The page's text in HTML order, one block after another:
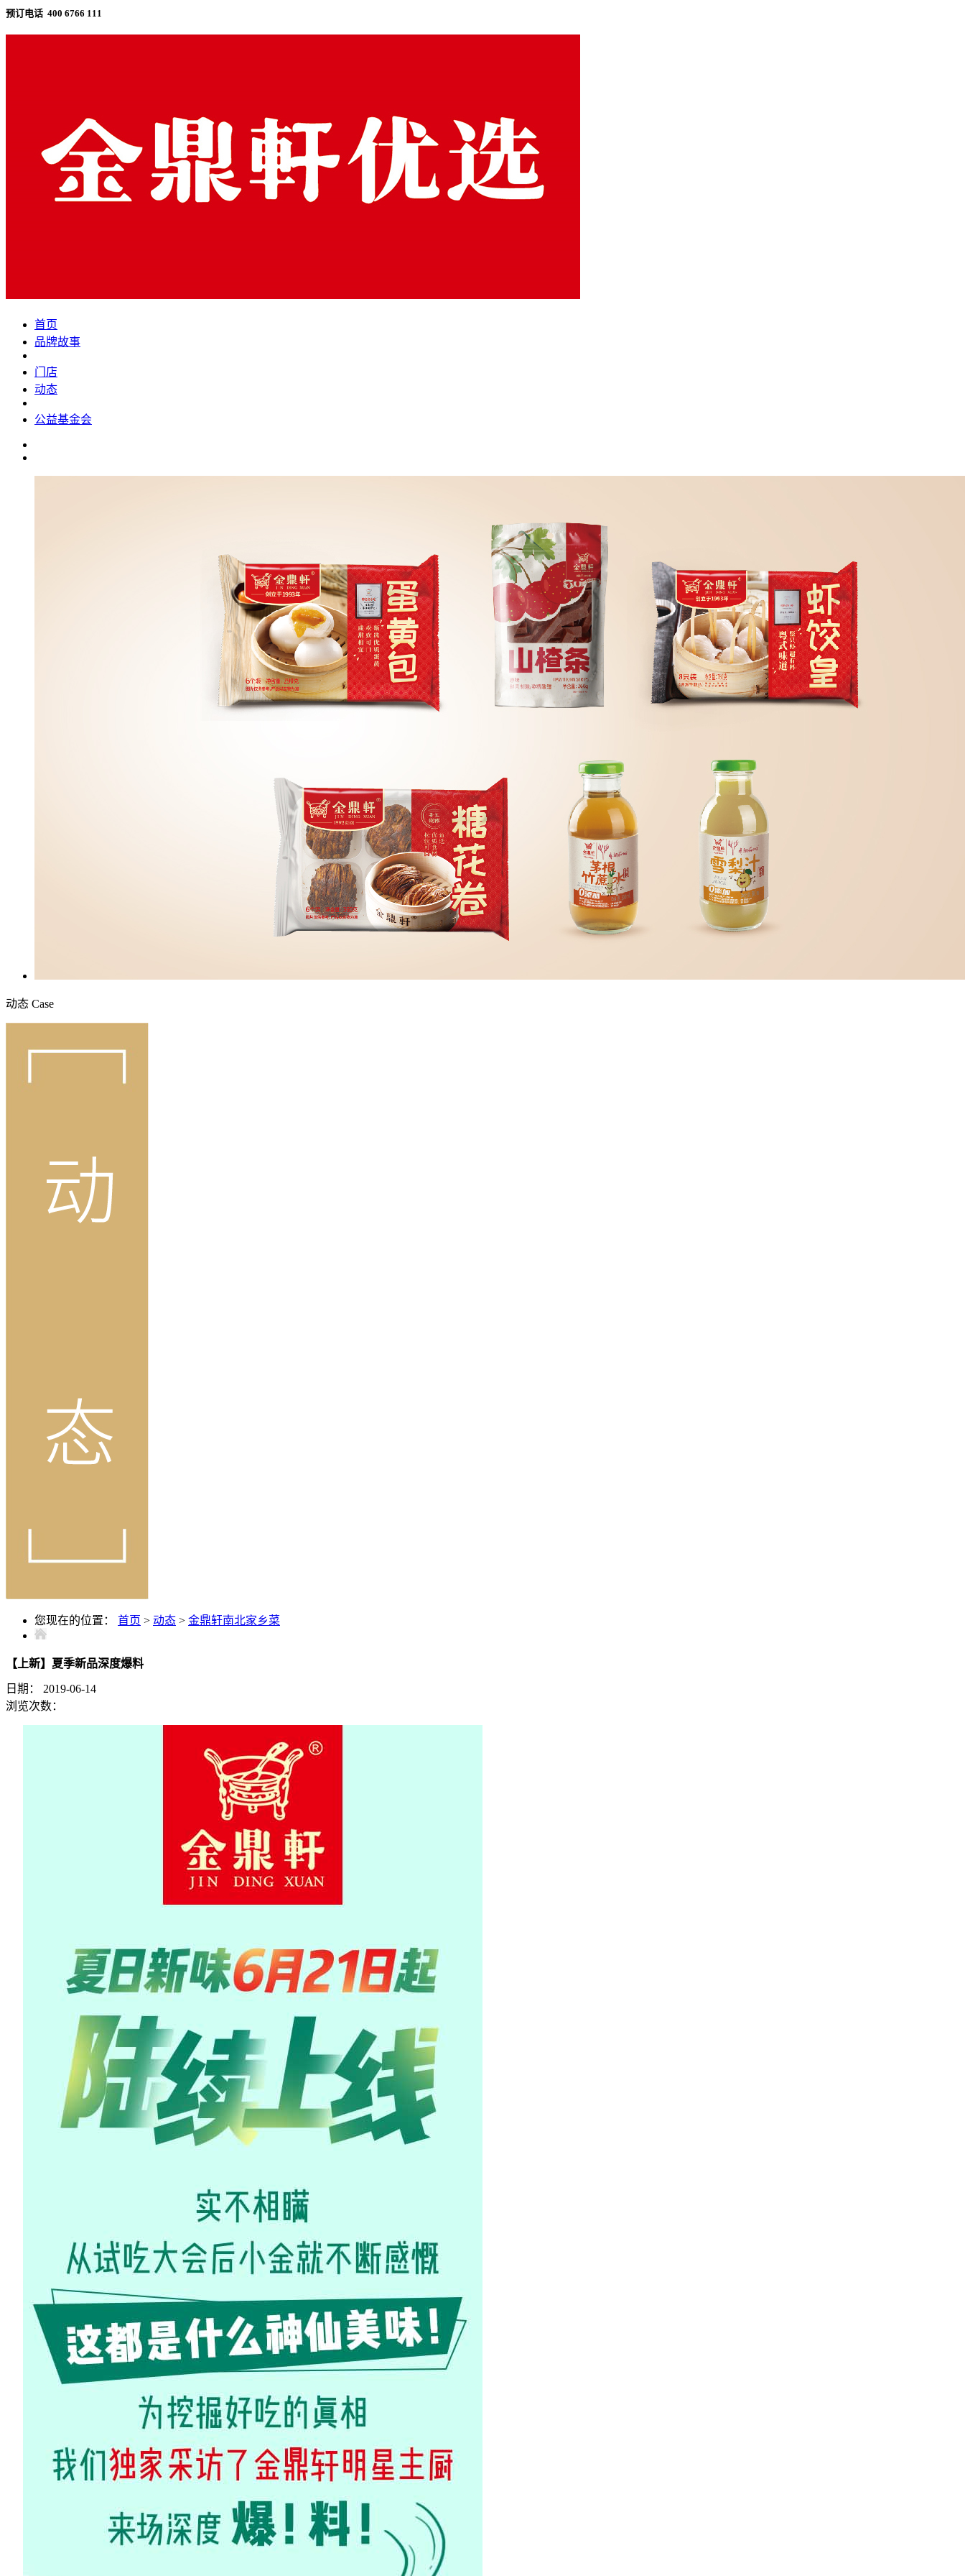
预订电话 400 6766 111
首页
品牌故事
门店
动态
公益基金会
动态 Case
您现在的位置： 首页 > 动态 > 金鼎轩南北家乡菜
【上新】夏季新品深度爆料
日期：
2019-06-14
浏览次数：